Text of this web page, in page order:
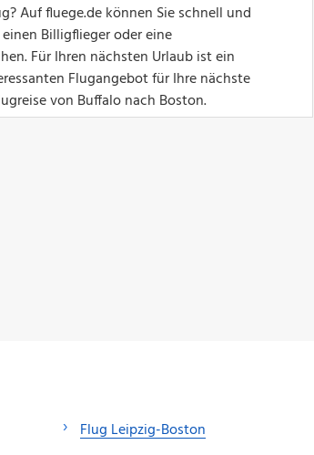
Auf fluege.de können Sie schnell und
Billigflieger oder eine
Für Ihren nächsten Urlaub ist ein
Flugangebot für Ihre nächste
von Buffalo nach Boston.
Flug Leipzig-Boston